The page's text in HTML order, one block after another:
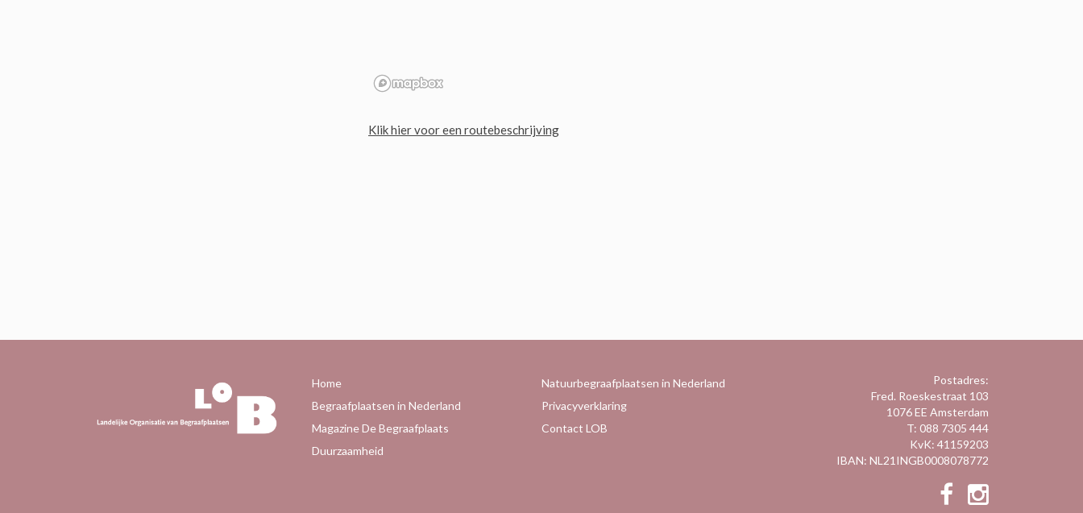
Klik hier voor een routebeschrijving
Home
Begraafplaatsen in Nederland
Magazine De Begraafplaats
Duurzaamheid
Natuurbegraafplaatsen in Nederland
Privacyverklaring
Contact LOB
Postadres:
Fred. Roeskestraat 103
1076 EE Amsterdam
T: 088 7305 444
KvK: 41159203
IBAN: NL21INGB0008078772